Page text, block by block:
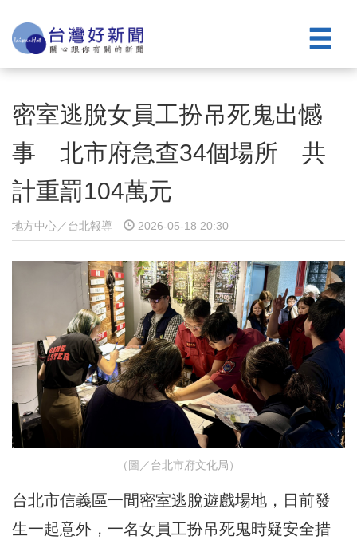
密室逃脫女員工扮吊死鬼出憾
事 北市府急查34個場所 共
計重罰104萬元
地方中心／台北報導 2026-05-18 20:30
（圖／台北市府文化局）
台北市信義區一間密室逃脫遊戲場地，日前發
生一起意外，一名女員工扮吊死鬼時疑安全措